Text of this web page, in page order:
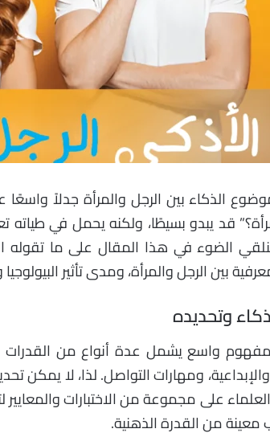
موضوع الذكاء بين الرجل والمرأة جدلاً
قد يبدو بسيطًا، ولكنه يحمل في طياته
الضوء في هذا المقال على ما تقوله
بين الرجل والمرأة، ومدى تأثير
وتحديده
واسع يشمل عدة أنواع من القدرات
ومهارات التواصل. لذا، لا يمكن
من القدرة الذهنية.